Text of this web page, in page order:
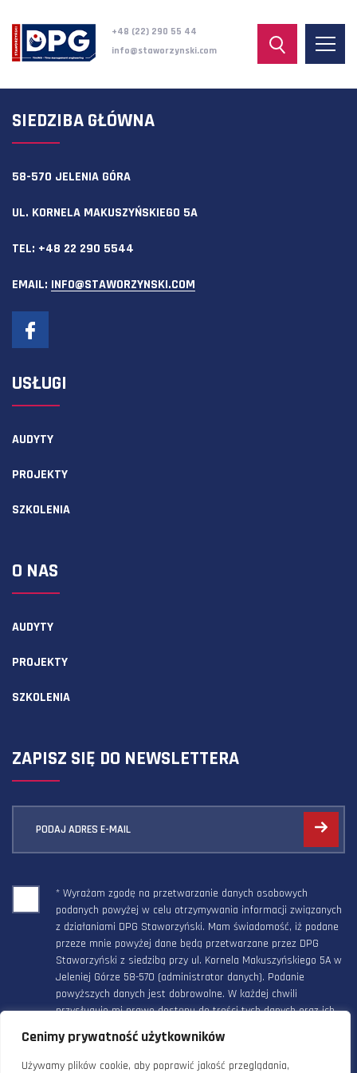
Cenimy prywatność użytkowników
Używamy plików cookie, aby poprawić jakość przeglądania,
+48 (22) 290 55 44
info@staworzynski.com
SIEDZIBA GŁÓWNA
58-570 JELENIA GÓRA
UL. KORNELA MAKUSZYŃSKIEGO 5A
TEL: +48 22 290 5544
EMAIL: INFO@STAWORZYNSKI.COM
USŁUGI
AUDYTY
PROJEKTY
SZKOLENIA
O NAS
AUDYTY
PROJEKTY
SZKOLENIA
ZAPISZ SIĘ DO NEWSLETTERA
PODAJ ADRES E-MAIL
* Wyrażam zgodę na przetwarzanie danych osobowych
podanych powyżej w celu otrzymywania informacji związanych
z działaniami DPG Staworzyński. Mam świadomość, iż podane
przeze mnie powyżej dane będą przetwarzane przez DPG
Staworzyński z siedzibą przy ul. Kornela Makuszyńskiego 5A w
Jeleniej Górze 58-570 (administrator danych). Podanie
powyższych danych jest dobrowolne. W każdej chwili
przysługuje mi prawo dostępu do treści tych danych oraz ich
poprawienia, a powyższa zgoda może być odwołana w każdym
czasie.